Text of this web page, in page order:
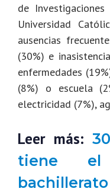
de
Universidad
ausencias
(30%) e
enfermedades
(8%) o escuela
electricidad (7%),
Leer más:
tiene el